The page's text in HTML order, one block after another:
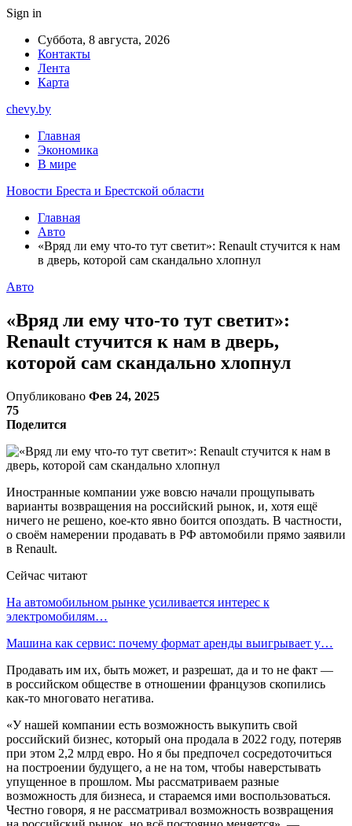
Sign in
Суббота, 8 августа, 2026
Контакты
Лента
Карта
chevy.by
Главная
Экономика
В мире
Новости Бреста и Брестской области
Главная
Авто
«Вряд ли ему что-то тут светит»: Renault стучится к нам
в дверь, которой сам скандально хлопнул
Авто
«Вряд ли ему что-то тут светит»:
Renault стучится к нам в дверь,
которой сам скандально хлопнул
Опубликовано Фев 24, 2025
75
Поделится
Иностранные компании уже вовсю начали прощупывать
варианты возвращения на российский рынок, и, хотя ещё
ничего не решено, кое-кто явно боится опоздать. В частности,
о своём намерении продавать в РФ автомобили прямо заявили
в Renault.
Сейчас читают
На автомобильном рынке усиливается интерес к
электромобилям…
Машина как сервис: почему формат аренды выигрывает у…
Продавать им их, быть может, и разрешат, да и то не факт —
в российском обществе в отношении французов скопились
как-то многовато негатива.
«У нашей компании есть возможность выкупить свой
российский бизнес, который она продала в 2022 году, потеряв
при этом 2,2 млрд евро. Но я бы предпочел сосредоточиться
на построении будущего, а не на том, чтобы наверстывать
упущенное в прошлом. Мы рассматриваем разные
возможность для бизнеса, и стараемся ими воспользоваться.
Честно говоря, я не рассматривал возможность возвращения